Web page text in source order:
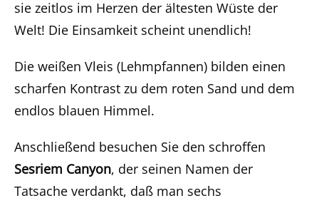
sie zeitlos im Herzen der ältesten Wüste der
Welt! Die Einsamkeit scheint unendlich!
Die weißen Vleis (Lehmpfannen) bilden einen
scharfen Kontrast zu dem roten Sand und dem
endlos blauen Himmel.
Anschließend besuchen Sie den schroffen
Sesriem Canyon, der seinen Namen der
Tatsache verdankt, daß man sechs